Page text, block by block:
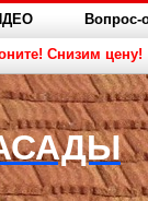
Вопрос-
Снизим цену!